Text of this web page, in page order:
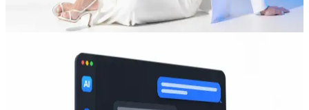
打开图像工作室
LLM 与 AI 对话 API：ChatGPT、Claude、
Gemini 与 Kimi